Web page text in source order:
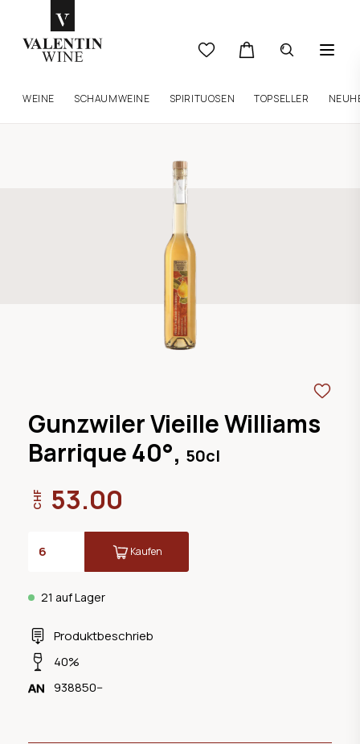
WEINE SCHAUMWEINE SPIRITUOSEN TOPSELLER
Gunzwiler Vieille Williams
Barrique 40°, 50cl
Produktbeschrieb
40%
938850--
21 auf Lager
CHF 53.00
Kaufen